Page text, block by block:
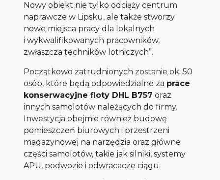
Nowy obiekt nie tylko odciąży centrum
naprawcze w Lipsku, ale także stworzy
nowe miejsca pracy dla lokalnych
i wykwalifikowanych pracowników,
zwłaszcza techników lotniczych”.
Początkowo zatrudnionych zostanie ok. 50
osób, które będą odpowiedzialne za prace
konserwacyjne floty DHL B757 oraz
innych samolotów należących do firmy.
Inwestycja obejmie również budowę
pomieszczeń biurowych i przestrzeni
magazynowej na narzędzia oraz główne
części samolotów, takie jak silniki, systemy
APU, podwozie i odwracacze ciągu.